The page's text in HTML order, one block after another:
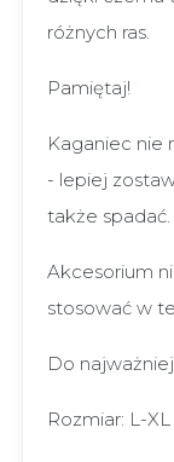
różnych ras.
Pamiętaj!
Kaganiec nie
- lepiej
także spadać.
Akcesorium
stosować w
Do
Rozmiar: L-XL